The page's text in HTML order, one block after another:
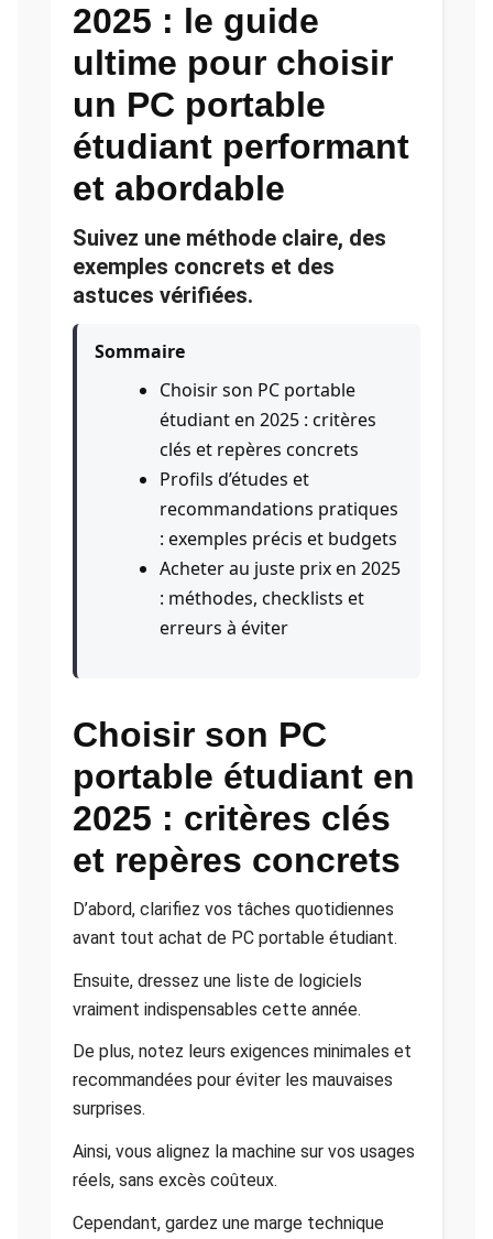
2025 : le guide
ultime pour choisir
un PC portable
étudiant performant
et abordable
Suivez une méthode claire, des
exemples concrets et des
astuces vérifiées.
Sommaire
Choisir son PC portable
étudiant en 2025 : critères
clés et repères concrets
Profils d’études et
recommandations pratiques
: exemples précis et budgets
Acheter au juste prix en 2025
: méthodes, checklists et
erreurs à éviter
Choisir son PC
portable étudiant en
2025 : critères clés
et repères concrets
D’abord, clarifiez vos tâches quotidiennes
avant tout achat de PC portable étudiant.
Ensuite, dressez une liste de logiciels
vraiment indispensables cette année.
De plus, notez leurs exigences minimales et
recommandées pour éviter les mauvaises
surprises.
Ainsi, vous alignez la machine sur vos usages
réels, sans excès coûteux.
Cependant, gardez une marge technique